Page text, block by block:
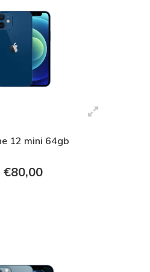
12 mini 64gb
€80,00